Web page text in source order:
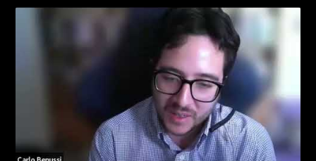
VER